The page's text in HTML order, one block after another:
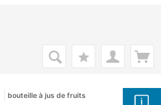
bouteille à jus de fruits